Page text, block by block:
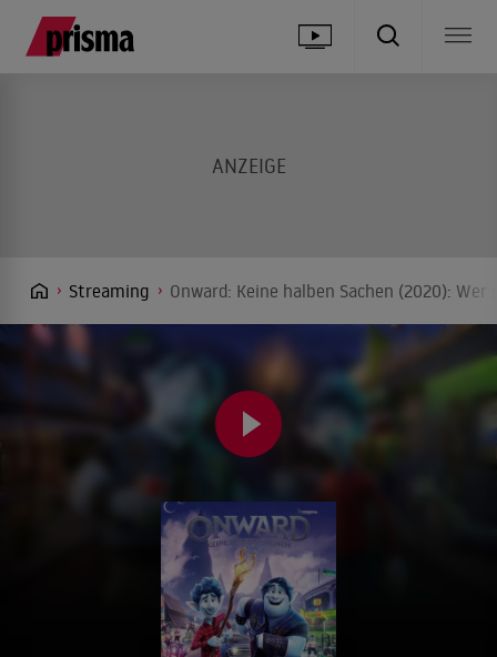
Streaming Onward: Keine halben Sachen (2020):